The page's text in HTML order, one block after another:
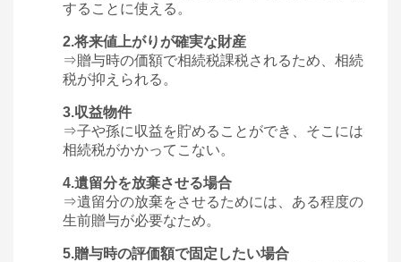
することに使える。
2.将来値上がりが確実な財産
⇒贈与時の価額で相続税課税されるため、相続
税が抑えられる。
3.収益物件
⇒子や孫に収益を貯めることができ、そこには
相続税がかかってこない。
4.遺留分を放棄させる場合
⇒遺留分の放棄をさせるためには、ある程度の
生前贈与が必要なため。
5.贈与時の評価額で固定したい場合